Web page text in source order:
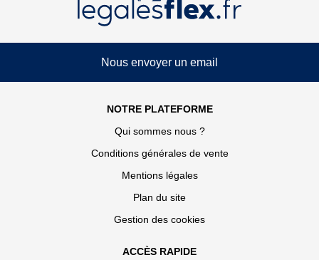
Nous envoyer un email
NOTRE PLATEFORME
Qui sommes nous ?
Conditions générales de vente
Mentions légales
Plan du site
Gestion des cookies
ACCÈS RAPIDE